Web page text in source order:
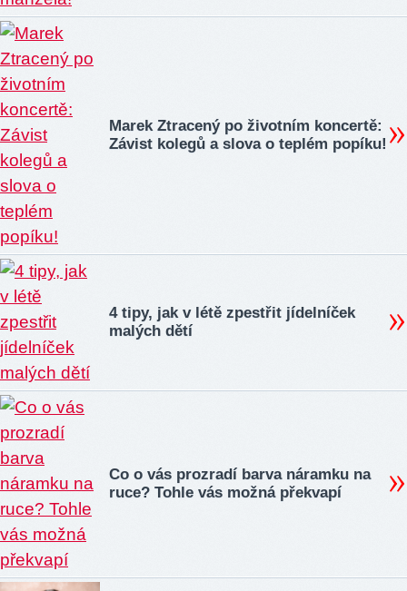
Marek Ztracený po životním koncertě:
Závist kolegů a slova o teplém popíku!
4 tipy, jak v létě zpestřit jídelníček
malých dětí
Co o vás prozradí barva náramku na
ruce? Tohle vás možná překvapí